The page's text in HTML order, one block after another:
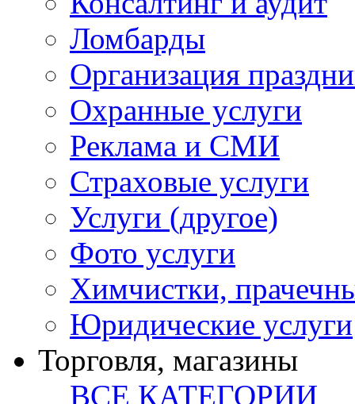
Ломбарды
Организация
Охранные услуги
Реклама и СМИ
Страховые услуги
Услуги (другое)
Фото услуги
Химчистки,
Юридические услуги
Торговля, магазины
ВСЕ КАТЕГОРИИ